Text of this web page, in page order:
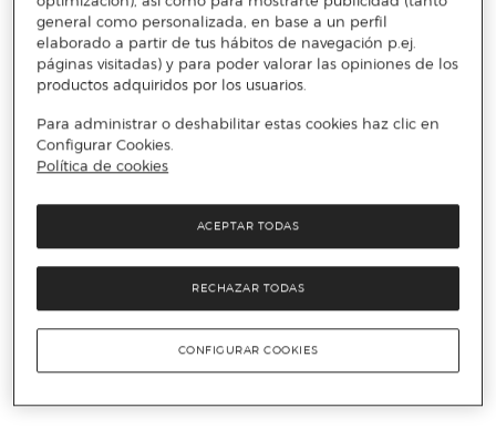
general como personalizada, en base a un perfil
elaborado a partir de tus hábitos de navegación p.ej.
páginas visitadas) y para poder valorar las opiniones de los
productos adquiridos por los usuarios.
Para administrar o deshabilitar estas cookies haz clic en
Configurar Cookies.
Política de cookies
RECHAZAR TODAS
ACEPTAR TODAS
CONFIGURAR COOKIES